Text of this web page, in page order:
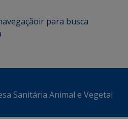
ir para busca
Sanitária Animal e Vegetal